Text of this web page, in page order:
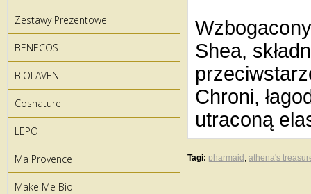
Zestawy Prezentowe
BENECOS
BIOLAVEN
Cosnature
LEPO
Ma Provence
Make Me Bio
Shea,
Chroni,
utraconą
Tagi: pharmaid , athena's